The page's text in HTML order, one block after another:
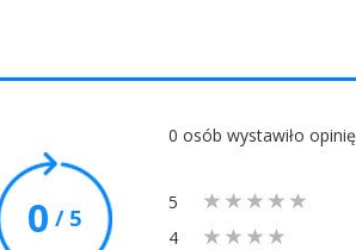
0 / 5
0 osób wystawiło opinię
5
4